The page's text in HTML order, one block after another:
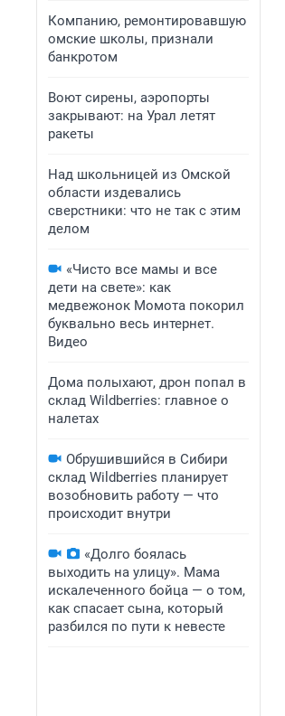
Компанию, ремонтировавшую
омские школы, признали
банкротом
Воют сирены, аэропорты
закрывают: на Урал летят
ракеты
Над школьницей из Омской
области издевались
сверстники: что не так с этим
делом
«Чисто все мамы и все
дети на свете»: как
медвежонок Момота покорил
буквально весь интернет.
Видео
Дома полыхают, дрон попал в
склад Wildberries: главное о
налетах
Обрушившийся в Сибири
склад Wildberries планирует
возобновить работу — что
происходит внутри
«Долго боялась
выходить на улицу». Мама
искалеченного бойца — о том,
как спасает сына, который
разбился по пути к невесте